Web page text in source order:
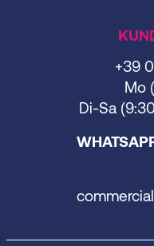
+39
Mo
Di-Sa